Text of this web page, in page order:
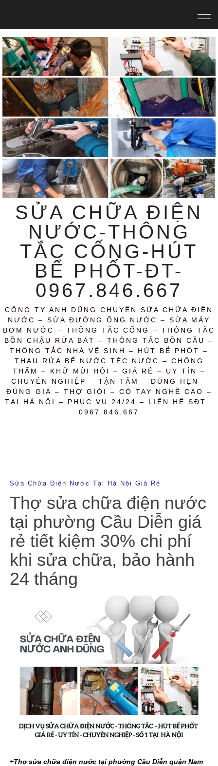
SỬA CHỮA ĐIỆN
NƯỚC-THÔNG
TẮC CỐNG-HÚT
BỂ PHỐT-ĐT-
0967.846.667
CÔNG TY ANH DŨNG CHUYÊN SỬA CHỮA ĐIỆN
NƯỚC – SỬA ĐƯỜNG ỐNG NƯỚC – SỬA MÁY
BƠM NƯỚC – THÔNG TẮC CỐNG – THÔNG TẮC
BỒN CHẬU RỬA BÁT – THÔNG TẮC BỒN CẦU –
THÔNG TẮC NHÀ VỆ SINH – HÚT BỂ PHỐT –
THAU RỬA BỂ NƯỚC TÉC NƯỚC – CHỐNG
THẤM – KHỬ MÙI HÔI – GIÁ RẺ – UY TÍN –
CHUYÊN NGHIỆP – TẬN TÂM – ĐÚNG HẸN –
ĐÚNG GIÁ – THỢ GIỎI – CÓ TAY NGHỀ CAO –
TẠI HÀ NỘI – PHỤC VỤ 24/24 – LIÊN HỆ SĐT :
0967.846.667
Sửa Chữa Điện Nước Tại Hà Nội Giá Rẻ
Thợ sửa chữa điện nước
tại phường Cầu Diễn giá
rẻ tiết kiệm 30% chi phí
khi sửa chữa, bảo hành
24 tháng
+Thợ sửa chữa điện nước tại phường Cầu Diễn quận Nam